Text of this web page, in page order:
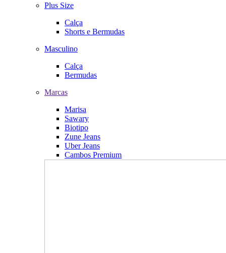
Plus Size
Calça
Shorts e Bermudas
Masculino
Calça
Bermudas
Marcas
Marisa
Sawary
Biotipo
Zune Jeans
Uber Jeans
Cambos Premium